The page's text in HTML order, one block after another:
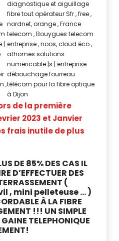
de la première
2023 et Janvier
frais inutile de plus
DE 85% DES CAS IL
D’EFFECTUER DES
(
, mini pelleteuse … )
À LA FIBRE
!!! UN SIMPLE
TELEPHONIQUE